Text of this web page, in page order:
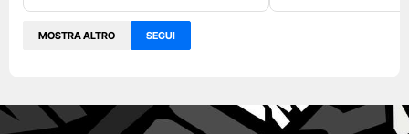
MOSTRA ALTRO SEGUI